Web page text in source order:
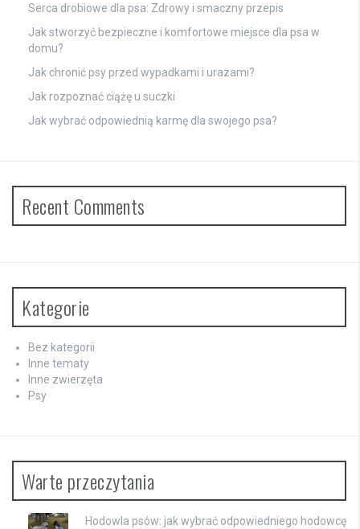
Serca drobiowe dla psa: Zdrowy i smaczny przepis
Jak stworzyć bezpieczne i komfortowe miejsce dla psa w
domu?
Jak chronić psy przed wypadkami i urazami?
Jak rozpoznać ciążę u suczki
Jak wybrać odpowiednią karmę dla swojego psa?
Recent Comments
Kategorie
Bez kategorii
Inne tematy
Inne zwierzęta
Psy
Warte przeczytania
Hodowla psów: jak wybrać odpowiedniego hodowcę